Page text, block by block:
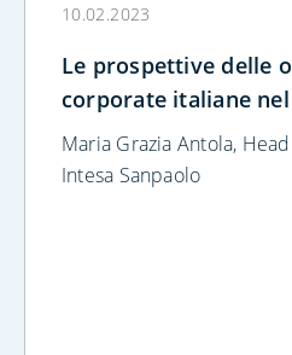
10.02.2023
Le prospettive delle
corporate italiane nel
Maria Grazia Antola,
Intesa Sanpaolo